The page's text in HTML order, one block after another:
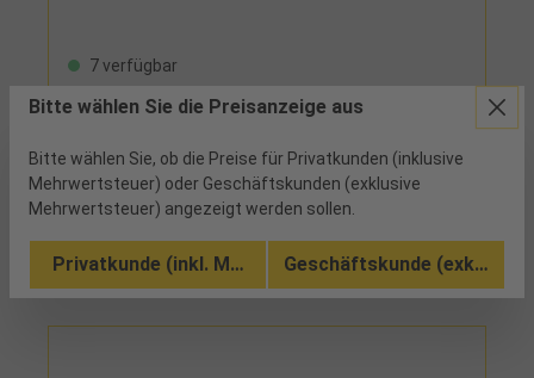
7 verfügbar
mit Antriebssechskant
Vergleichen
Zu den Ausführungen (3)
Bitte wählen Sie die Preisanzeige aus
Bitte wählen Sie, ob die Preise für Privatkunden (inklusive
Mehrwertsteuer) oder Geschäftskunden (exklusive
Mehrwertsteuer) angezeigt werden sollen.
Privatkunde (inkl. MwSt.) Geschäftskunde (exkl.